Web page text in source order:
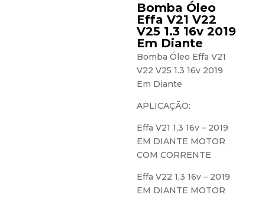
Bomba Óleo
Effa V21 V22
V25 1.3 16v 2019
Em Diante
Bomba Óleo Effa V21
V22 V25 1.3 16v 2019
Em Diante
APLICAÇÃO:
Effa V21 1,3 16v – 2019
EM DIANTE MOTOR
COM CORRENTE
Effa V22 1,3 16v – 2019
EM DIANTE MOTOR